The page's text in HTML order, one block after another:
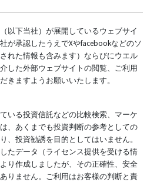
以下当社）が展開しているウェブサイ
が承認したうえでXやfacebookなどのソ
れた情報も含みます）ならびにウエル
した外部ウェブサイトの閲覧、ご利用
きますようお願いいたします。
いる投資信託などの比較検索、マーケ
、あくまでも投資判断の参考としての
、投資勧誘を目的としてはいません。
たデータ（ライセンス提供を受ける情
り作成しましたが、その正確性、安全
りません。ご利用はお客様の判断と責